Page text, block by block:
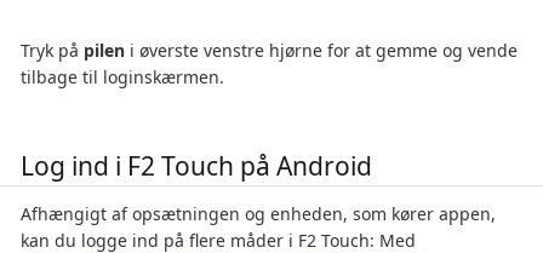
Tryk på pilen i øverste venstre hjørne for at gemme og vende
tilbage til loginskærmen.
Log ind i F2 Touch på Android
Afhængigt af opsætningen og enheden, som kører appen,
kan du logge ind på flere måder i F2 Touch: Med